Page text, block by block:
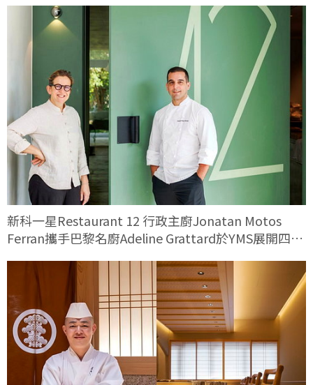
新科一星Restaurant 12 行政主廚Jonatan Motos
Ferran攜手巴黎名廚Adeline Grattard於YMS展開四手